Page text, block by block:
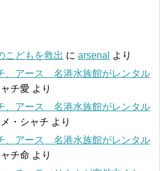
こどもを救出 に arsenal より
、アース 名港水族館がレンタル
チ愛 より
、アース 名港水族館がレンタル
・シャチ より
、アース 名港水族館がレンタル
チ命 より